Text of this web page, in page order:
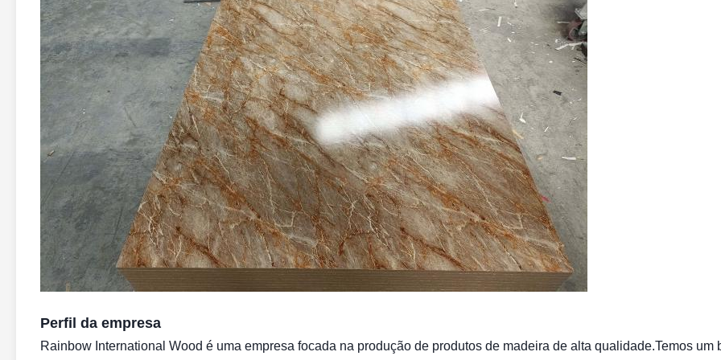
Perfil da empresa
Rainbow International Wood é uma empresa focada na produção de produtos de madeira de alta qualidade.Temos um